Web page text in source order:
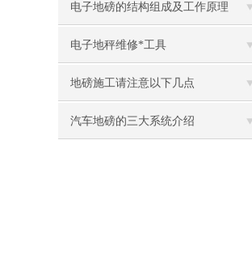
电子地磅的结构组成及工作原理
电子地秤维修*工具
地磅施工请注意以下几点
汽车地磅的三大系统介绍